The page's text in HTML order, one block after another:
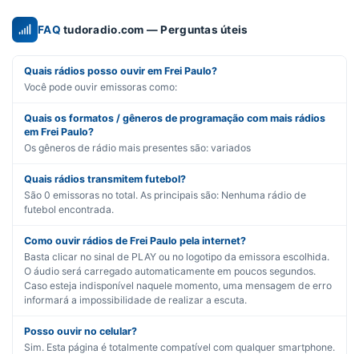
FAQ tudoradio.com — Perguntas úteis
Quais rádios posso ouvir em Frei Paulo?
Você pode ouvir emissoras como:
Quais os formatos / gêneros de programação com mais rádios
em Frei Paulo?
Os gêneros de rádio mais presentes são: variados
Quais rádios transmitem futebol?
São 0 emissoras no total. As principais são: Nenhuma rádio de
futebol encontrada.
Como ouvir rádios de Frei Paulo pela internet?
Basta clicar no sinal de PLAY ou no logotipo da emissora escolhida.
O áudio será carregado automaticamente em poucos segundos.
Caso esteja indisponível naquele momento, uma mensagem de erro
informará a impossibilidade de realizar a escuta.
Posso ouvir no celular?
Sim. Esta página é totalmente compatível com qualquer smartphone.